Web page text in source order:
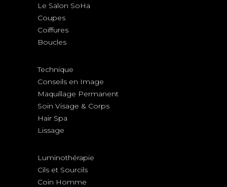
Le Salon SoHa
Coupes
Coiffures
Boucles
Technique
Conseils en Image
Maquillage Permanent
Soin Visage & Corps
Hair Spa
Lissage
Luminothérapie
Cils et Sourcils
Coin Homme